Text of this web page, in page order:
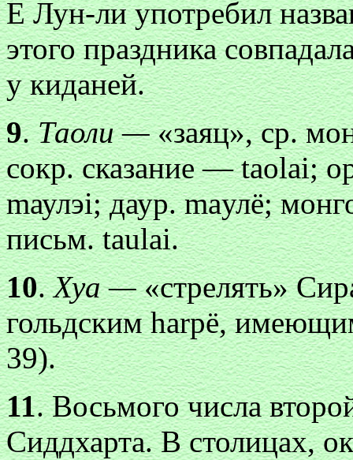
Е Лун-ли употребил
этого праздника
у киданей.
9.Таоли —«заяц», ср.
сокр. сказание — taolai;
mаулэi; даур. maулё;
письм. taulai.
10.Хуа —«стрелять»
гольдским harрё,
39).
11. Восьмого числа
Сиддхарта. В столицах,